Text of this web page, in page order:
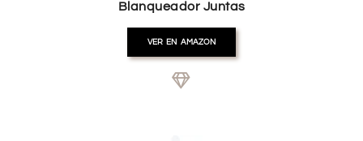
Blanqueador Juntas
VER EN AMAZON